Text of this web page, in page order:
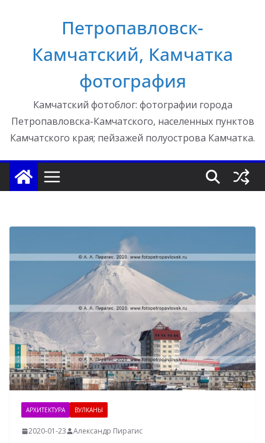
Петропавловск-
Камчатский, Камчатка
фотография
Камчатский фотоблог: фотографии города
Петропавловска-Камчатского, населенных пунктов
Камчатского края; пейзажей полуострова Камчатка.
АРХИТЕКТУРА ВУЛКАНЫ
2020-01-23 Александр Пирагис